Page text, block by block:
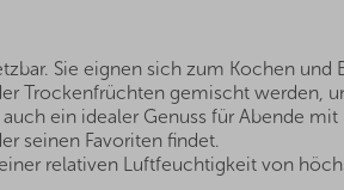
Sie eignen sich zum Kochen und
Trockenfrüchten gemischt werden,
ein idealer Genuss für Abende mit
seinen Favoriten findet.
relativen Luftfeuchtigkeit von